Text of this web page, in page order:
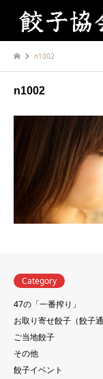
n1002
n1002
Category
47の「一番搾り」
お取り寄せ餃子（餃子通
ご当地餃子
その他
餃子イベント